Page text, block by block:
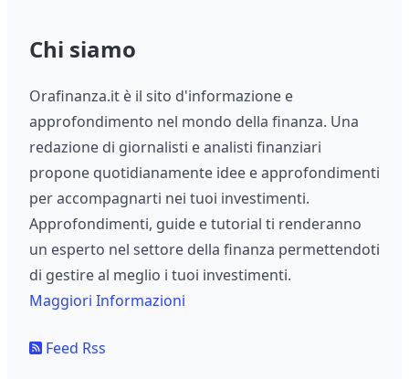
Chi siamo
Orafinanza.it è il sito d'informazione e
approfondimento nel mondo della finanza. Una
redazione di giornalisti e analisti finanziari
propone quotidianamente idee e approfondimenti
per accompagnarti nei tuoi investimenti.
Approfondimenti, guide e tutorial ti renderanno
un esperto nel settore della finanza permettendoti
di gestire al meglio i tuoi investimenti.
Maggiori Informazioni
Feed Rss